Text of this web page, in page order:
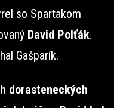
so Spartakom
David Polťák.
Gašparík.
dorasteneckých